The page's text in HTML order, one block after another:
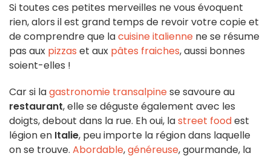
Si toutes ces petites merveilles ne vous évoquent
rien, alors il est grand temps de revoir votre copie et
de comprendre que lacuisine italienne ne se résume
pas aux pizzas et aux pâtes fraiches, aussi bonnes
soient-elles !
Car si lagastronomie transalpinese savoure au
restaurant, elle se déguste également avec les
doigts, debout dans la rue. Eh oui, lastreet foodest
légion en Italie, peu importe la région dans laquelle
on se trouve. Abordable,généreuse, gourmande, la